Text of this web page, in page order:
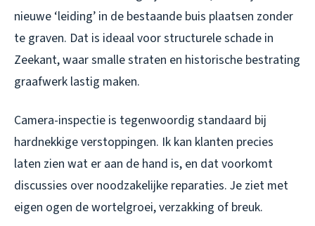
nieuwe ‘leiding’ in de bestaande buis plaatsen zonder
te graven. Dat is ideaal voor structurele schade in
Zeekant, waar smalle straten en historische bestrating
graafwerk lastig maken.
Camera-inspectie is tegenwoordig standaard bij
hardnekkige verstoppingen. Ik kan klanten precies
laten zien wat er aan de hand is, en dat voorkomt
discussies over noodzakelijke reparaties. Je ziet met
eigen ogen de wortelgroei, verzakking of breuk.